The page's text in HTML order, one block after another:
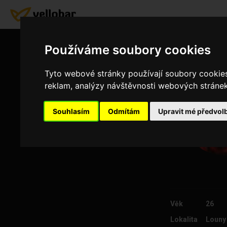
Používáme soubory cookies
Tyto webové stránky používají soubory
reklam, analýzy návštěvnosti webových
Souhlasím Odmítám Upravit mé
Věk
26
Lokalita
Louny